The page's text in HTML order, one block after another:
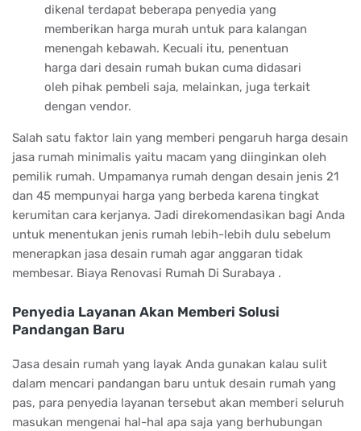
dikenal terdapat beberapa penyedia yang
memberikan harga murah untuk para kalangan
menengah kebawah. Kecuali itu, penentuan
harga dari desain rumah bukan cuma didasari
oleh pihak pembeli saja, melainkan, juga terkait
dengan vendor.
Salah satu faktor lain yang memberi pengaruh harga desain
jasa rumah minimalis yaitu macam yang diinginkan oleh
pemilik rumah. Umpamanya rumah dengan desain jenis 21
dan 45 mempunyai harga yang berbeda karena tingkat
kerumitan cara kerjanya. Jadi direkomendasikan bagi Anda
untuk menentukan jenis rumah lebih-lebih dulu sebelum
menerapkan jasa desain rumah agar anggaran tidak
membesar. Biaya Renovasi Rumah Di Surabaya .
Penyedia Layanan Akan Memberi Solusi
Pandangan Baru
Jasa desain rumah yang layak Anda gunakan kalau sulit
dalam mencari pandangan baru untuk desain rumah yang
pas, para penyedia layanan tersebut akan memberi seluruh
masukan mengenai hal-hal apa saja yang berhubungan